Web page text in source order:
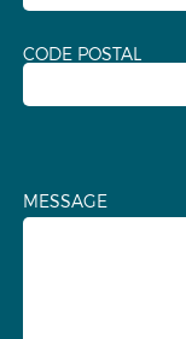
CODE POSTAL
MESSAGE